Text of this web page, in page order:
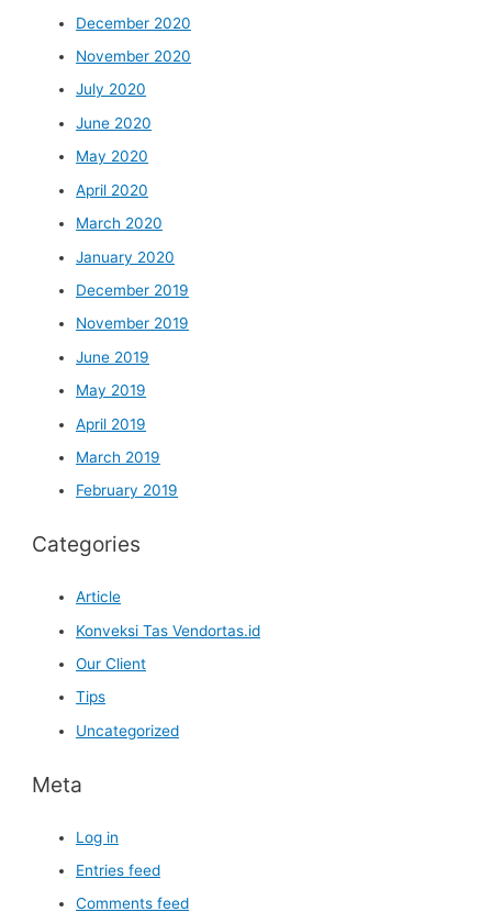
December 2020
November 2020
July 2020
June 2020
May 2020
April 2020
March 2020
January 2020
December 2019
November 2019
June 2019
May 2019
April 2019
March 2019
February 2019
Categories
Article
Konveksi Tas Vendortas.id
Our Client
Tips
Uncategorized
Meta
Log in
Entries feed
Comments feed